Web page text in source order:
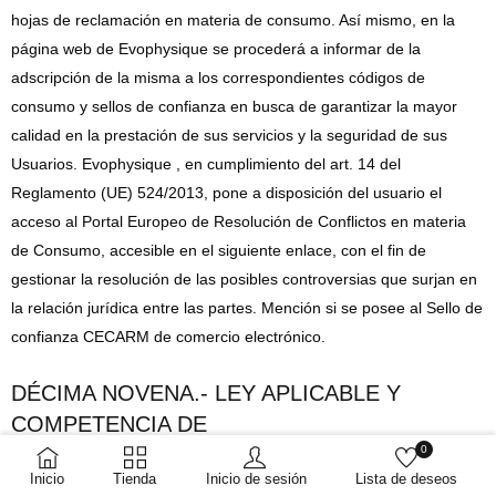
Inicio Tienda Inicio de sesión Lista de deseos
0
hojas de reclamación en materia de consumo. Así mismo, en la
página web de Evophysique se procederá a informar de la
adscripción de la misma a los correspondientes códigos de
consumo y sellos de confianza en busca de garantizar la mayor
calidad en la prestación de sus servicios y la seguridad de sus
Usuarios. Evophysique , en cumplimiento del art. 14 del
Reglamento (UE) 524/2013, pone a disposición del usuario el
acceso al Portal Europeo de Resolución de Conflictos en materia
de Consumo, accesible en el siguiente enlace, con el fin de
gestionar la resolución de las posibles controversias que surjan en
la relación jurídica entre las partes. Mención si se posee al Sello de
confianza CECARM de comercio electrónico.
DÉCIMA NOVENA.- LEY APLICABLE Y
COMPETENCIA DE
ÓRGANOS JURISDICCIONALES